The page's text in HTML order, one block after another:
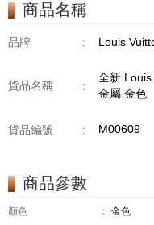
商品名稱
品牌 : Louis
貨品名稱 :
全新
金屬 金色
貨品編號 : M00609
商品參數
顏色 ： 金色